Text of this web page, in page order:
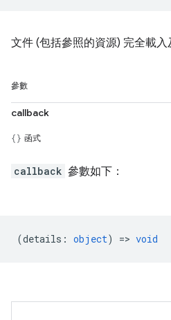
文件 (包括參照的資源) 完全載入
參數
callback
函式
callback 參數如下：
(details : object) => void